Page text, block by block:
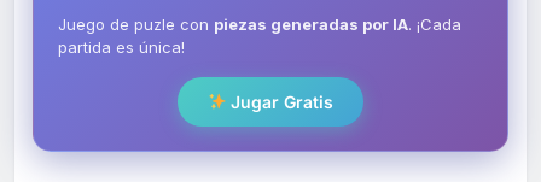
Juego de puzle con piezas generadas por IA. ¡Cada
partida es única!
Jugar Gratis